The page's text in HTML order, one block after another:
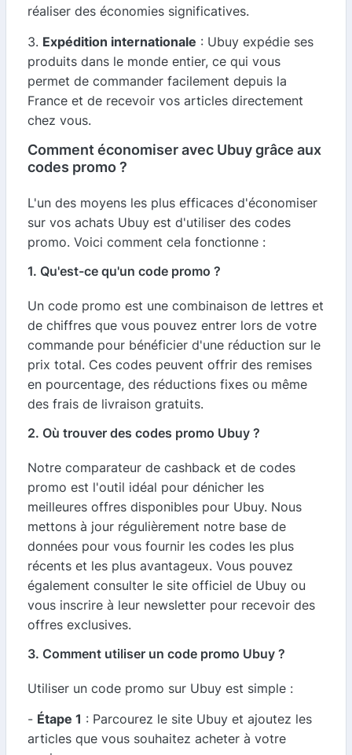
réaliser des économies significatives.
3. Expédition internationale : Ubuy expédie ses
produits dans le monde entier, ce qui vous
permet de commander facilement depuis la
France et de recevoir vos articles directement
chez vous.
Comment économiser avec Ubuy grâce aux
codes promo ?
L'un des moyens les plus efficaces d'économiser
sur vos achats Ubuy est d'utiliser des codes
promo. Voici comment cela fonctionne :
1. Qu'est-ce qu'un code promo ?
Un code promo est une combinaison de lettres et
de chiffres que vous pouvez entrer lors de votre
commande pour bénéficier d'une réduction sur le
prix total. Ces codes peuvent offrir des remises
en pourcentage, des réductions fixes ou même
des frais de livraison gratuits.
2. Où trouver des codes promo Ubuy ?
Notre comparateur de cashback et de codes
promo est l'outil idéal pour dénicher les
meilleures offres disponibles pour Ubuy. Nous
mettons à jour régulièrement notre base de
données pour vous fournir les codes les plus
récents et les plus avantageux. Vous pouvez
également consulter le site officiel de Ubuy ou
vous inscrire à leur newsletter pour recevoir des
offres exclusives.
3. Comment utiliser un code promo Ubuy ?
Utiliser un code promo sur Ubuy est simple :
- Étape 1 : Parcourez le site Ubuy et ajoutez les
articles que vous souhaitez acheter à votre